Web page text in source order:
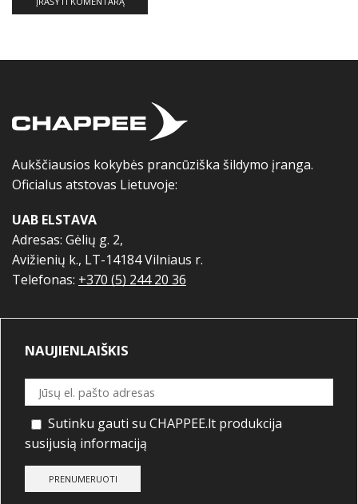
Aukščiausios kokybės prancūziška šildymo įranga.
Oficialus atstovas Lietuvoje:
UAB ELSTAVA
Adresas: Gėlių g. 2,
Avižienių k., LT-14184 Vilniaus r.
Telefonas: +370 (5) 244 20 36
NAUJIENLAIŠKIS
Sutinku gauti su CHAPPEE.lt produkcija
susijusią informaciją